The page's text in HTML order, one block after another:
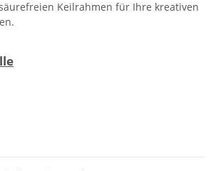
Keilrahmen für Ihre kreativen